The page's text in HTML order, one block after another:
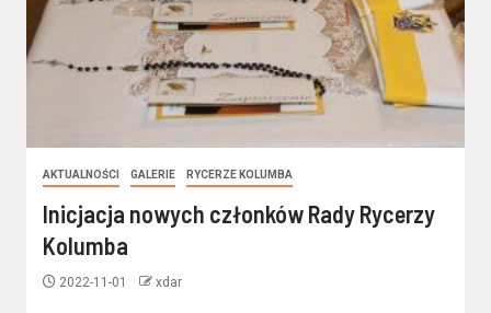
AKTUALNOŚCI GALERIE RYCERZE KOLUMBA
Inicjacja nowych członków Rady Rycerzy
Kolumba
2022-11-01 xdar